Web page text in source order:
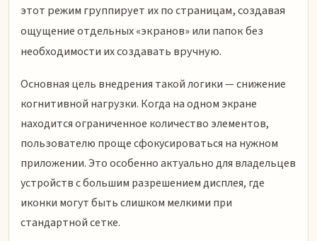
этот режим группирует их по страницам, создавая
ощущение отдельных «экранов» или папок без
необходимости их создавать вручную.
Основная цель внедрения такой логики — снижение
когнитивной нагрузки. Когда на одном экране
находится ограниченное количество элементов,
пользователю проще сфокусироваться на нужном
приложении. Это особенно актуально для владельцев
устройств с большим разрешением дисплея, где
иконки могут быть слишком мелкими при
стандартной сетке.